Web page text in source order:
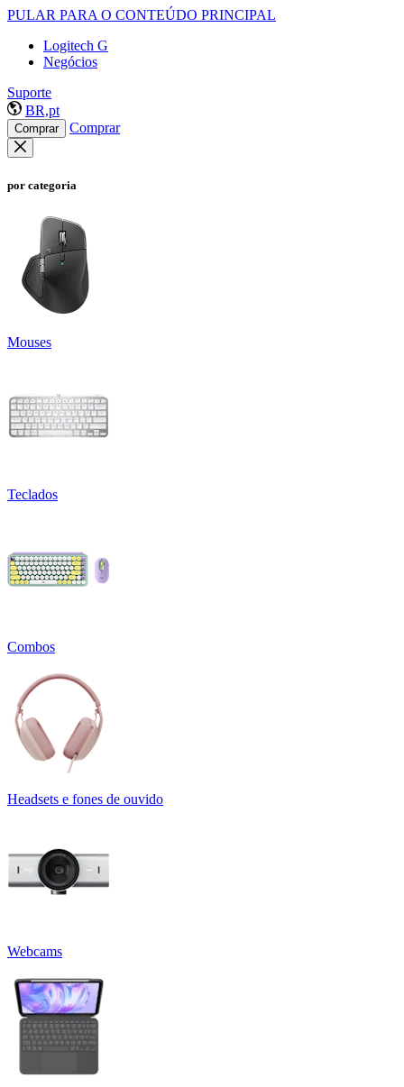
PULAR PARA O CONTEÚDO PRINCIPAL
Logitech G
Negócios
Suporte
BR,pt
Comprar Comprar
por categoria
Mouses
Teclados
Combos
Headsets e fones de ouvido
Webcams